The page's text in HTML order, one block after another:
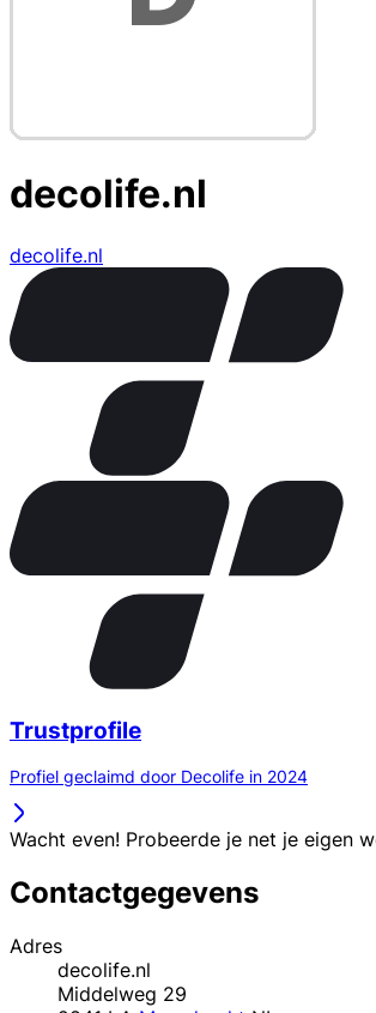
decolife.nl
decolife.nl
Trustprofile
Profiel geclaimd door Decolife in 2024
Wacht even! Probeerde je net je eigen
Contactgegevens
Adres
decolife.nl
Middelweg 29